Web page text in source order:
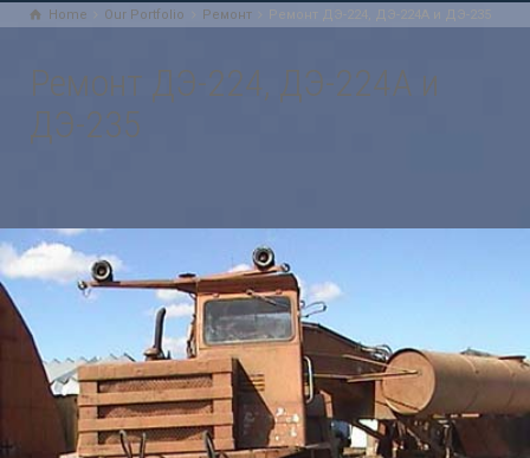
Home Our Portfolio Ремонт Ремонт ДЭ-224, ДЭ-224А и ДЭ-235
Ремонт ДЭ-224, ДЭ-224А и
ДЭ-235